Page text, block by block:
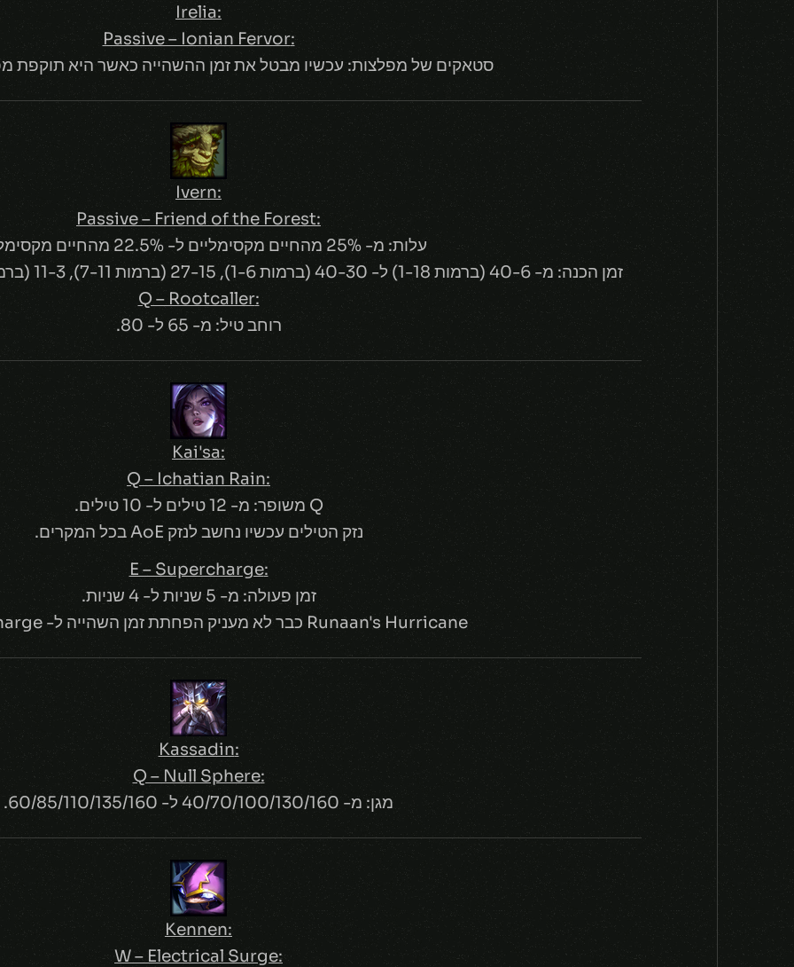
:Irelia
:Passive – Ionian Fervor
סטאקים של מפלצות: עכשיו מבטל את זמן ההשהייה כאשר היא תוקפת
:Ivern
:Passive – Friend of the Forest
עלות: מ- 25% מהחיים מקסימליים ל- 22.5% מהחיים מקסימליים.
זמן הכנה: מ- 40-6 (ברמות 1-18) ל- 40-30 (ברמות 1-6), 27-15 (ברמות 7-11), 11-3 (ברמות 12-14), 1 (ברמות 15 ומעלה).
:Q – Rootcaller
רוחב טיל: מ- 65 ל- 80.
:Kai'sa
:Q – Ichatian Rain
Q משופר: מ- 12 טילים ל- 10 טילים.
נזק הטילים עכשיו נחשב לנזק AoE בכל המקרים.
:E – Supercharge
זמן פעולה: מ- 5 שניות ל- 4 שניות.
Runaan's Hurricane כבר לא מעניק הפחתת זמן השהייה ל- Supercharge.
:Kassadin
:Q – Null Sphere
מגן: מ- 40/70/100/130/160 ל- 60/85/110/135/160.
:Kennen
:W – Electrical Surge